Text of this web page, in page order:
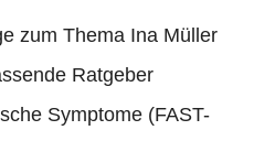
zum Thema Ina Müller
Ratgeber
Symptome (FAST-